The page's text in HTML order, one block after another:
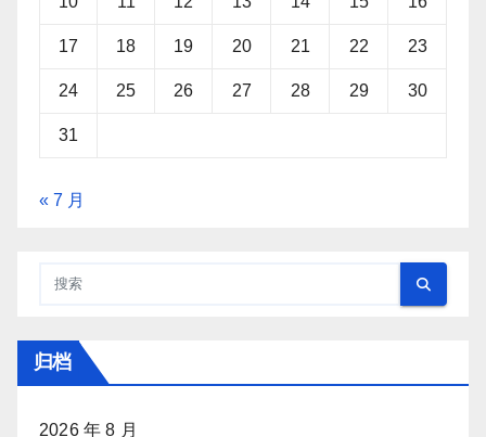
17 18 19 20 21 22 23
24 25 26 27 28 29 30
31
« 7 月
归档
2026 年 8 月